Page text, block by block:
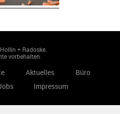
+ Radoske.
vorbehalten.
Aktuelles
Büro
Impressum